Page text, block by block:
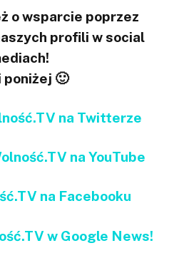
o wsparcie poprzez
profili w social
poniżej 🙂
na Twitterze
na YouTube
na Facebooku
w Google News!